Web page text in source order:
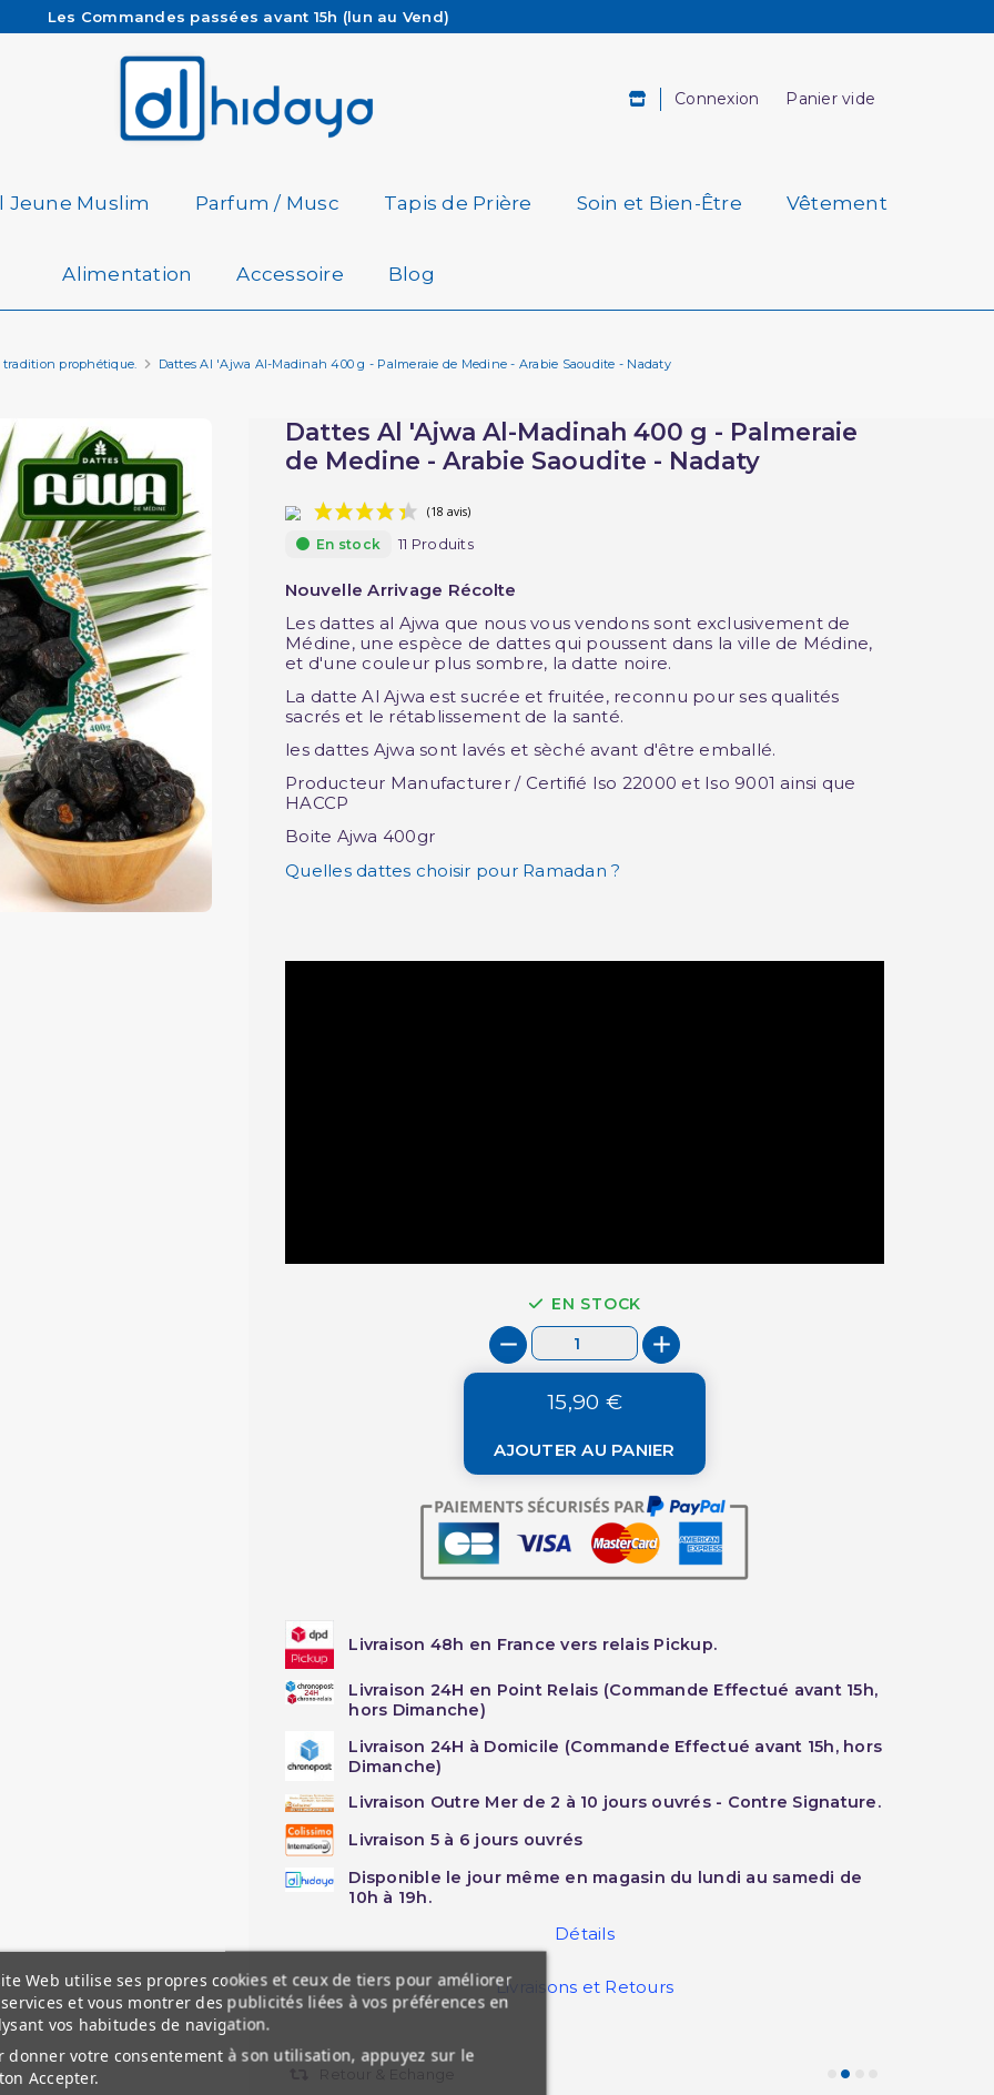
Les Commandes passées avant 15h (lun au Vend)
Besoin d'aide ? Retrouvez notre FAQ
Livraison offerte à partir de 65€ d'achat*
Connexion Panier vide
Jeune Muslim Parfum / Musc Tapis de Prière Soin et Bien-Être Vêtement
Alimentation Accessoire Blog
prophétique. Dattes Al 'Ajwa Al-Madinah 400 g - Palmeraie de Medine - Arabie Saoudite - Nadaty
Dattes Al 'Ajwa Al-Madinah 400 g - Palmeraie
de Medine - Arabie Saoudite - Nadaty
En stock 11 Produits
Nouvelle Arrivage Récolte
Les dattes al Ajwa que nous vous vendons sont exclusivement de
Médine, une espèce de dattes qui poussent dans la ville de Médine,
et d'une couleur plus sombre, la datte noire.
La datte Al Ajwa est sucrée et fruitée, reconnu pour ses qualités
sacrés et le rétablissement de la santé.
les dattes Ajwa sont lavés et sèché avant d'être emballé.
Producteur Manufacturer / Certifié Iso 22000 et Iso 9001 ainsi que
HACCP
Boite Ajwa 400gr
Quelles dattes choisir pour Ramadan ?
EN STOCK
15,90 €
AJOUTER AU PANIER
Livraison 48h en France vers relais Pickup.
Livraison 24H en Point Relais (Commande Effectué avant 15h,
hors Dimanche)
Livraison 24H à Domicile (Commande Effectué avant 15h, hors
Dimanche)
Livraison Outre Mer de 2 à 10 jours ouvrés - Contre Signature.
Livraison 5 à 6 jours ouvrés
Disponible le jour même en magasin du lundi au samedi de
10h à 19h.
Détails
Livraisons et Retours
Web utilise ses propres cookies et ceux de tiers pour améliorer
et vous montrer des publicités liées à vos préférences en
vos habitudes de navigation.
donner votre consentement à son utilisation, appuyez sur le
Accepter.